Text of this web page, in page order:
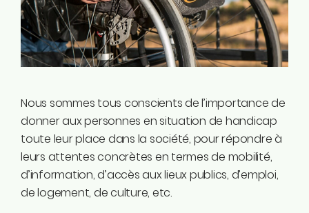
ME SUIVRE
Facebook
Instagram
Twitter
Youtube
Ecolo.be
ME CONTACTER
Nous sommes tous conscients de l’importance de
donner aux personnes en situation de handicap
toute leur place dans la société, pour répondre à
leurs attentes concrètes en termes de mobilité,
d’information, d’accès aux lieux publics, d’emploi,
de logement, de culture, etc.